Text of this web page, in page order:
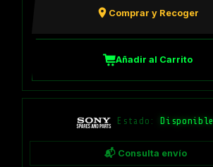
Comprar y Recoger
Añadir al Carrito
Estado: Disponible
📬 Consulta envío